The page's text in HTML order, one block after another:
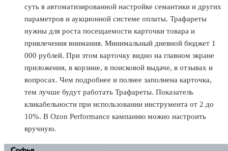
суть в автоматизированной настройке семантики и других
параметров и аукционной системе оплаты. Трафареты
нужны для роста посещаемости карточки товара и
привлечения внимания. Минимальный дневной бюджет 1
000 рублей. При этом карточку видно на главном экране
приложения, в корзине, в поисковой выдаче, в отзывах и
вопросах. Чем подробнее и полнее заполнена карточка,
тем лучше будут работать Трафареты. Показатель
кликабельности при использовании инструмента от 2 до
10%. В Ozon Performance кампанию можно настроить
вручную.